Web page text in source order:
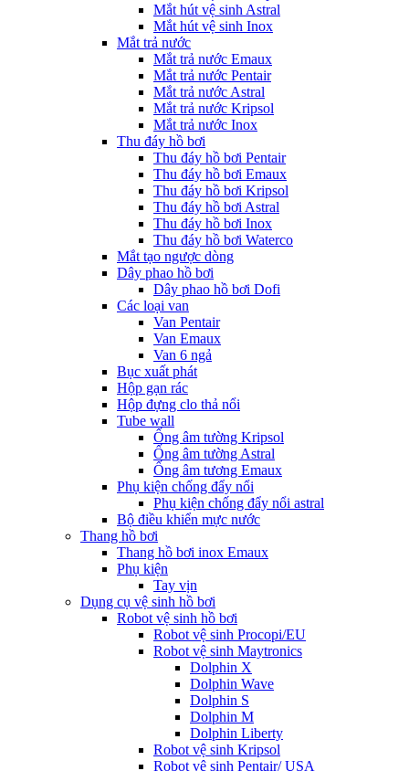
Mắt hút vệ sinh Astral
Mắt hút vệ sinh Inox
Mắt trả nước
Mắt trả nước Emaux
Mắt trả nước Pentair
Mắt trả nước Astral
Mắt trả nước Kripsol
Mắt trả nước Inox
Thu đáy hồ bơi
Thu đáy hồ bơi Pentair
Thu đáy hồ bơi Emaux
Thu đáy hồ bơi Kripsol
Thu đáy hồ bơi Astral
Thu đáy hồ bơi Inox
Thu đáy hồ bơi Waterco
Mắt tạo ngược dòng
Dây phao hồ bơi
Dây phao hồ bơi Dofi
Các loại van
Van Pentair
Van Emaux
Van 6 ngả
Bục xuất phát
Hộp gạn rác
Hộp đựng clo thả nổi
Tube wall
Ống âm tường Kripsol
Ống âm tường Astral
Ống âm tương Emaux
Phụ kiện chống đẩy nổi
Phụ kiện chống đẩy nổi astral
Bộ điều khiển mực nước
Thang hồ bơi
Thang hồ bơi inox Emaux
Phụ kiện
Tay vịn
Dụng cụ vệ sinh hồ bơi
Robot vệ sinh hồ bơi
Robot vệ sinh Procopi/EU
Robot vệ sinh Maytronics
Dolphin X
Dolphin Wave
Dolphin S
Dolphin M
Dolphin Liberty
Robot vệ sinh Kripsol
Robot vệ sinh Pentair/ USA